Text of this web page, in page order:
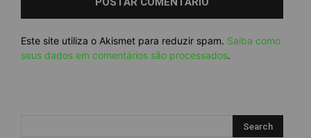
Este site utiliza o Akismet para reduzir spam. Saiba como
seus dados em comentários são processados.